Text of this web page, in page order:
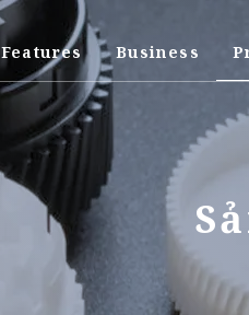
Features Business
Dịch vụ ép phun
Dịch vụ ép phun ABS
Dịch vụ ép phun PPS